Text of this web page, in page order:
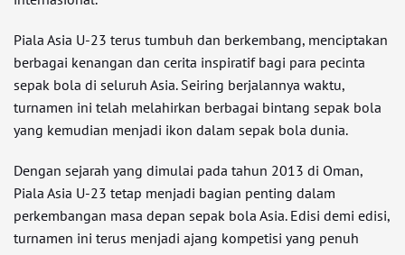
Piala Asia U-23 terus tumbuh dan berkembang, menciptakan
berbagai kenangan dan cerita inspiratif bagi para pecinta
sepak bola di seluruh Asia. Seiring berjalannya waktu,
turnamen ini telah melahirkan berbagai bintang sepak bola
yang kemudian menjadi ikon dalam sepak bola dunia.
Dengan sejarah yang dimulai pada tahun 2013 di Oman,
Piala Asia U-23 tetap menjadi bagian penting dalam
perkembangan masa depan sepak bola Asia. Edisi demi edisi,
turnamen ini terus menjadi ajang kompetisi yang penuh